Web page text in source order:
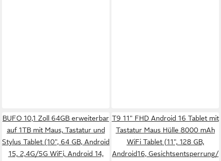
BUFO 10,1 Zoll 64GB erweiterbar
auf 1TB mit Maus, Tastatur und
Stylus Tablet (10", 64 GB, Android
15, 2,4G/5G WiFi, Android 14,
T9 11" FHD Android 16 Tablet mit
Tastatur Maus Hülle 8000 mAh
WiFi Tablet (11", 128 GB,
Android16, Gesichtsentsperrung/